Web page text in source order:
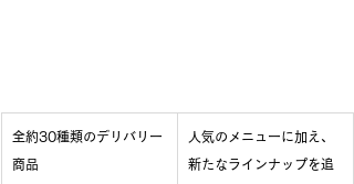
全約30種類のデリバリー
商品
人気のメニューに加え、
新たなラインナップを追